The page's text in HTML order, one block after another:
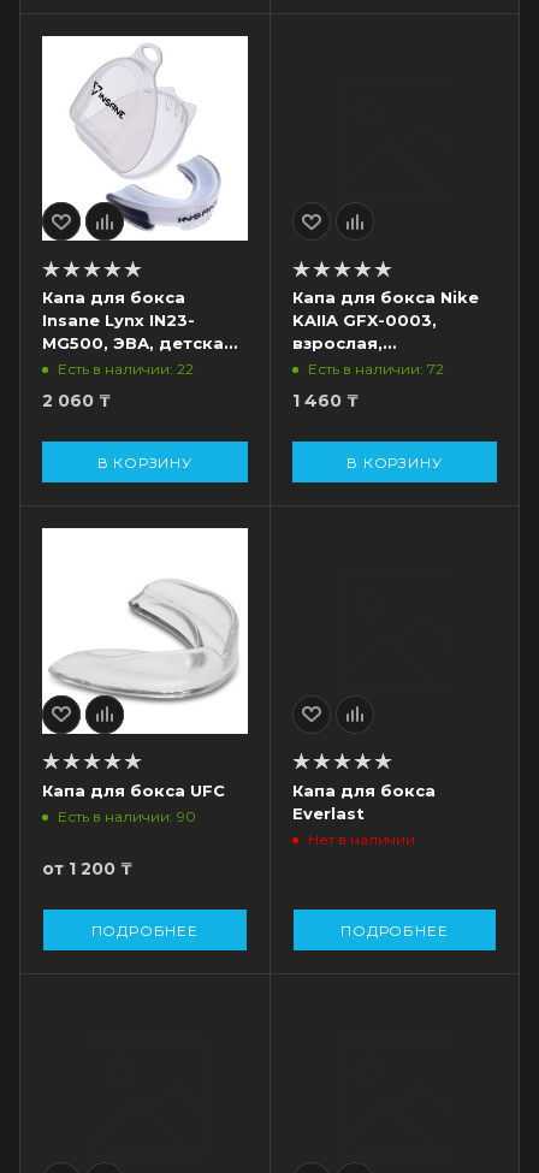
Капа для бокса
Insane Lynx IN23-
MG500, ЭВА, детская,
белый/черный
Есть в наличии: 22
2 060 ₸
В КОРЗИНУ
Капа для бокса Nike
KAIIA GFX-0003,
взрослая,
прозрачный
Есть в наличии: 72
1 460₸
В КОРЗИНУ
Капа для бокса UFC
Есть в наличии: 90
от 1 200 ₸
ПОДРОБНЕЕ
Капа для бокса
Everlast
Нет в наличии
ПОДРОБНЕЕ